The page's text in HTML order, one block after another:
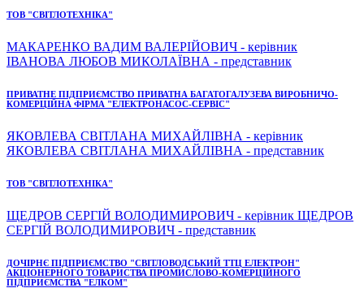
ТОВ "СВІТЛОТЕХНІКА"
МАКАРЕНКО ВАДИМ ВАЛЕРІЙОВИЧ - керівник
ІВАНОВА ЛЮБОВ МИКОЛАЇВНА - представник
ПРИВАТНЕ ПІДПРИЄМСТВО ПРИВАТНА БАГАТОГАЛУЗЕВА ВИРОБНИЧО-
КОМЕРЦІЙНА ФІРМА "ЕЛЕКТРОНАСОС-СЕРВІС"
ЯКОВЛЕВА СВІТЛАНА МИХАЙЛІВНА - керівник
ЯКОВЛЕВА СВІТЛАНА МИХАЙЛІВНА - представник
ТОВ "СВІТЛОТЕХНІКА"
ЩЕДРОВ СЕРГІЙ ВОЛОДИМИРОВИЧ - керівник ЩЕДРОВ
СЕРГІЙ ВОЛОДИМИРОВИЧ - представник
ДОЧІРНЄ ПІДПРИЄМСТВО "СВІТЛОВОДСЬКИЙ ТТЦ ЕЛЕКТРОН"
АКЦІОНЕРНОГО ТОВАРИСТВА ПРОМИСЛОВО-КОМЕРЦІЙНОГО
ПІДПРИЄМСТВА "ЕЛКОМ"